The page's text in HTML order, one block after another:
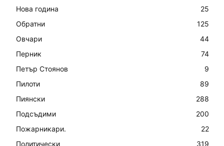
Нова година
25
Обратни
125
Овчари
44
Перник
74
Петър Стоянов
9
Пилоти
89
Пиянски
288
Подсъдими
200
Пожарникари.
22
Политически
319